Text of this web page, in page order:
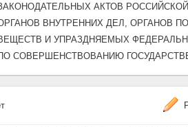
АКТОВ
ВНУТРЕННИХ ДЕЛ, ОРГАНОВ
И УПРАЗДНЯЕМЫХ
СОВЕРШЕНСТВОВАНИЮ